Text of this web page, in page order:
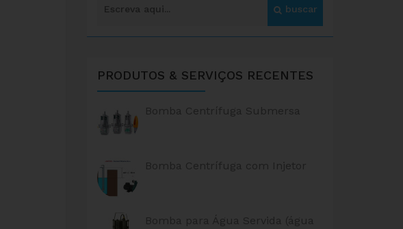
PRODUTOS & SERVIÇOS RECENTES
Bomba Centrífuga Submersa
Bomba Centrífuga com Injetor
Bomba para Água Servida (água